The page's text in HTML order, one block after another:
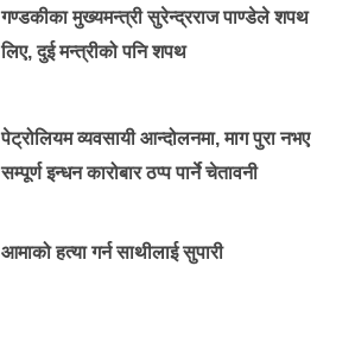
गण्डकीका मुख्यमन्त्री सुरेन्द्रराज पाण्डेले शपथ
लिए, दुई मन्त्रीको पनि शपथ
पेट्रोलियम व्यवसायी आन्दोलनमा, माग पुरा नभए
सम्पूर्ण इन्धन कारोबार ठप्प पार्ने चेतावनी
आमाको हत्या गर्न साथीलाई सुपारी